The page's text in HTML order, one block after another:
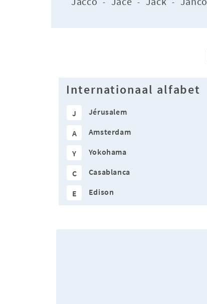
Internationaal alfabet
J Jérusalem
A Amsterdam
Y Yokohama
C Casablanca
E Edison